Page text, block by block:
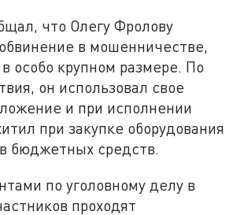
что Олегу Фролову
в мошенничестве,
особо крупном размере. По
он использовал свое
и при исполнении
при закупке оборудования
бюджетных средств.
по уголовному делу в
проходят